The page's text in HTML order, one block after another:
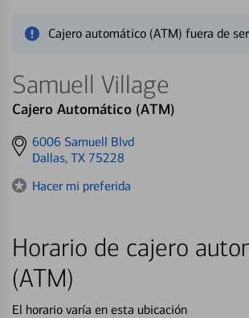
Cajero automático (ATM) fuera de
Samuell Village
Cajero Automático (ATM)
Get
directions
6006 Samuell Blvd
Dallas, TX 75228
Hacer mi preferida
Horario de cajero
(ATM)
El horario varía en esta ubicación